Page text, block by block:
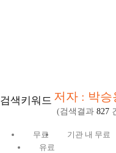
검색키워드 저자 : 박승
(검색결과 827
무료
기관 내 무료
유료